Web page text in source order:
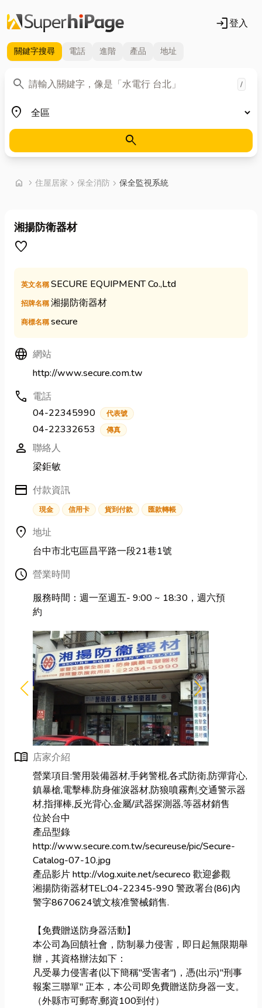
login登入
關鍵字搜尋 電話 進階 產品 地址
search
關鍵字 /
place
地區
search
home chevron_right 首頁
住屋居家 chevron_right 保全消防 chevron_right 保全監視系統
湘揚防衛器材
favorite
英文名稱SECURE EQUIPMENT Co.,Ltd
招牌名稱湘揚防衛器材
商標名稱secure
Language 網站
http://www.secure.com.tw
call 電話
04-22345990
代表號
04-22332653 傳真
person 聯絡人
梁鉅敏
credit_card 付款資訊
現金 信用卡 貨到付款 匯款轉帳
location_on 地址
台中市北屯區昌平路一段21巷1號
Schedule 營業時間
服務時間：週一至週五- 9:00 ~ 18:30，週六預
約
menu_book 店家介紹
營業項目:警用裝備器材,手銬警棍,各式防衛,防彈背心,
鎮暴槍,電擊棒,防身催淚器材,防狼噴霧劑,交通警示器
材,指揮棒,反光背心,金屬/武器探測器,等器材銷售
位於台中
產品型錄
http://www.secure.com.tw/secureuse/pic/Secure-
Catalog-07-10.jpg
產品影片 http://vlog.xuite.net/secureco 歡迎參觀
湘揚防衛器材TEL:04-22345-990 警政署台(86)內
警字8670624號文核准警械銷售.
【免費贈送防身器活動】
本公司為回饋社會，防制暴力侵害，即日起無限期舉
辦，其資格辦法如下：
凡受暴力侵害者(以下簡稱"受害者")，憑(出示)"刑事
報案三聯單" 正本，本公司即免費贈送防身器一支。
（外縣市可郵寄,郵資100到付）